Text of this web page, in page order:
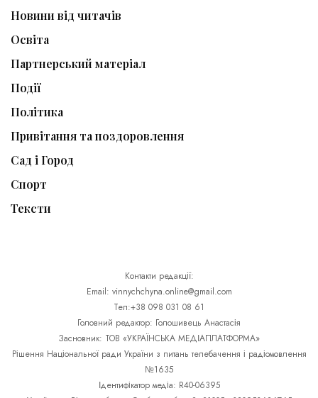
Новини від читачів
Освіта
Партнерський матеріал
Події
Політика
Привітання та поздоровлення
Сад і Город
Спорт
Тексти
Контакти редакції:
Email: vinnychchyna.online@gmail.com
Тел:+38 098 031 08 61
Головний редактор: Голошивець Анастасія
Засновник: ТОВ «УКРАЇНСЬКА МЕДІАПЛАТФОРМА»
Рішення Національної ради України з питань телебачення і радіомовлення
№1635
Ідентифікатор медіа: R40-06395